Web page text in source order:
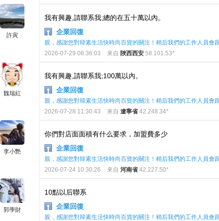
許寅
我有興趣,請聯系我;總的在五十萬以內。
企業回復
親，感謝您對韓素生活快時尚百貨的關注！稍后我們的工作人員會
2026-07-29 08:36:03
來自 陜西西安 58.101.53*
魏瑞紅
我有興趣,請聯系我;100萬以內。
企業回復
親，感謝您對韓素生活快時尚百貨的關注！稍后我們的工作人員會
2026-07-28 11:30:43
來自 遼寧省42.248.34*
李小艷
你們對店面面積有什么要求，加盟費多少
企業回復
親，感謝您對韓素生活快時尚百貨的關注！稍后我們的工作人員會
2026-07-24 10:30:26
來自 河南省42.227.50*
郭學財
10點以后聯系
企業回復
親，感謝您對韓素生活快時尚百貨的關注！稍后我們的工作人員會